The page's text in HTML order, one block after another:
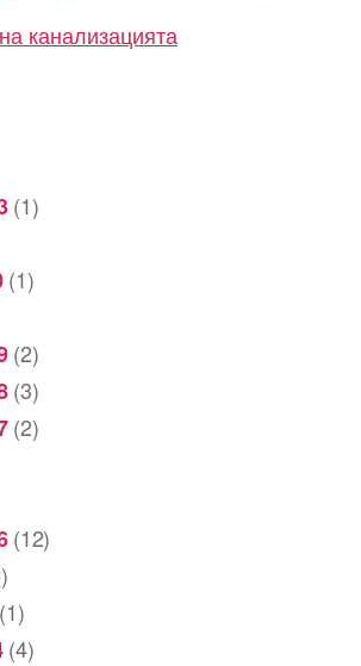
канализацията
(1)
(1)
(2)
(3)
(2)
(12)
(4)